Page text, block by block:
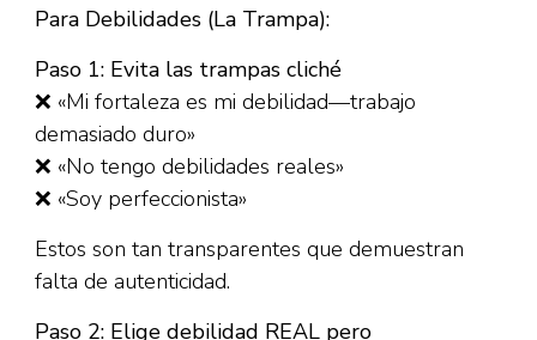
Para Debilidades (La Trampa):
Paso 1: Evita las trampas cliché
❌ «Mi fortaleza es mi debilidad—trabajo
demasiado duro»
❌ «No tengo debilidades reales»
❌ «Soy perfeccionista»
Estos son tan transparentes que demuestran
falta de autenticidad.​
Paso 2: Elige debilidad REAL pero